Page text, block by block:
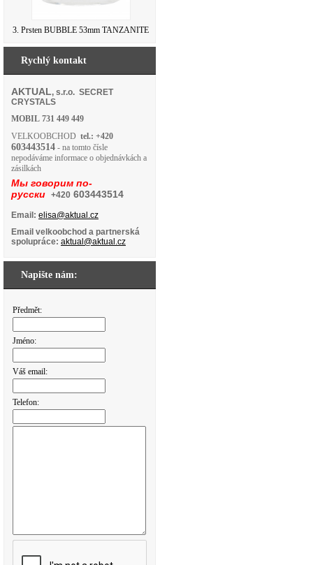
3. Prsten BUBBLE 53mm TANZANITE
Rychlý kontakt
AKTUAL, s.r.o. SECRET
CRYSTALS
MOBIL 731 449 449
VELKOOBCHOD tel.: +420
603443514 - na tomto čísle
nepodáváme informace o objednávkách a
zásilkách
Мы говорим по-
русски +420 603443514
Email: elisa@aktual.cz
Email velkoobchod a partnerská
spolupráce: aktual@aktual.cz
Napište nám:
Předmět:
Jméno:
Váš email:
Telefon: